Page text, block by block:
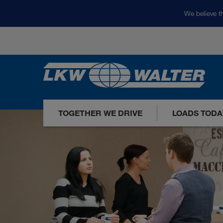
We believe
TOGETHER WE DRIVE LOADS